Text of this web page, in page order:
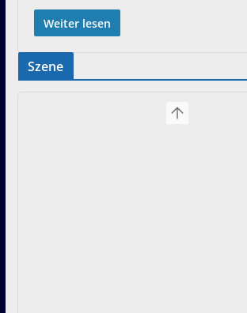
Weiter lesen
Szene